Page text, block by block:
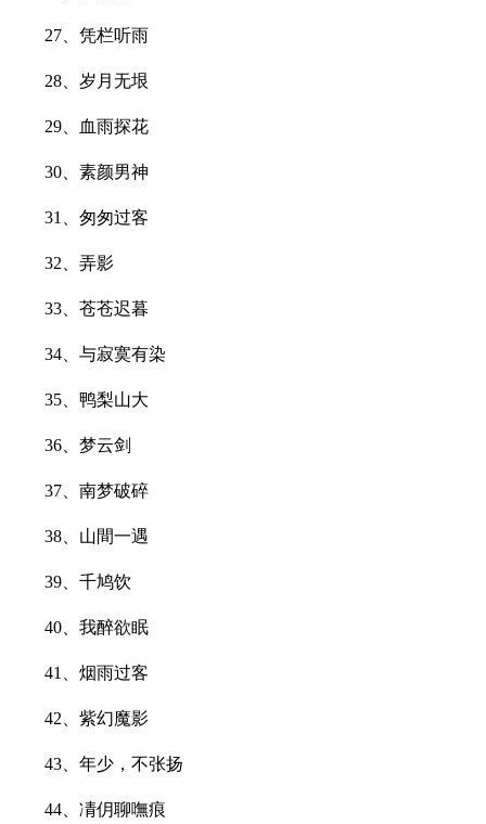
27、凭栏听雨
28、岁月无垠
29、血雨探花
30、素颜男神
31、匆匆过客
32、弄影
33、苍苍迟暮
34、与寂寞有染
35、鸭梨山大
36、梦云剑
37、南梦破碎
38、山間一遇
39、千鸠饮
40、我醉欲眠
41、烟雨过客
42、紫幻魔影
43、年少，不张扬
44、凊仴聊嘸痕